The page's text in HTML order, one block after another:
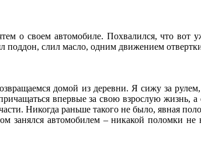
о своем автомобиле. Похвалился, что вот
поддон, слил масло, одним движением
домой из деревни. Я сижу за
впервые за свою взрослую жизнь,
Никогда раньше такого не было, явная
занялся автомобилем – никакой поломки